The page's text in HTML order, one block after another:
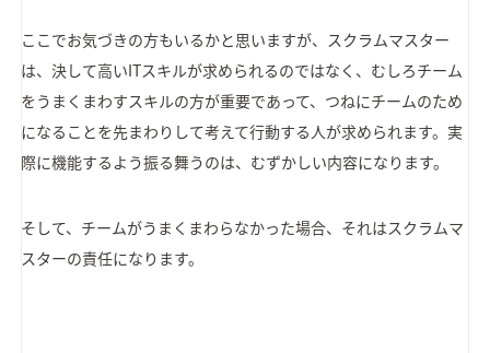
ここでお気づきの方もいるかと思いますが、スクラムマスター
は、決して高いITスキルが求められるのではなく、むしろチーム
をうまくまわすスキルの方が重要であって、つねにチームのため
になることを先まわりして考えて行動する人が求められます。実
際に機能するよう振る舞うのは、むずかしい内容になります。
そして、チームがうまくまわらなかった場合、それはスクラムマ
スターの責任になります。